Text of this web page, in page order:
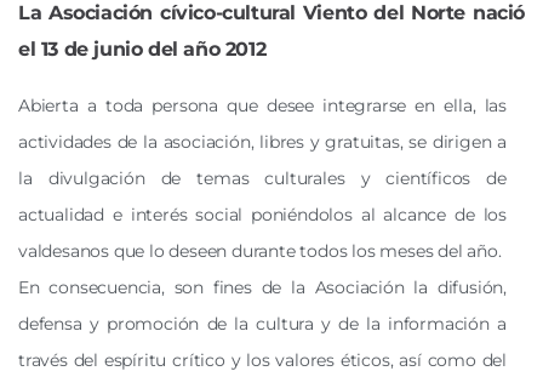
La Asociación cívico-cultural Viento del Norte nació
el 13 de junio del año 2012
Abierta a toda persona que desee integrarse en ella, las
actividades de la asociación, libres y gratuitas, se dirigen a
la divulgación de temas culturales y científicos de
actualidad e interés social poniéndolos al alcance de los
valdesanos que lo deseen durante todos los meses del año.
En consecuencia, son fines de la Asociación la difusión,
defensa y promoción de la cultura y de la información a
través del espíritu crítico y los valores éticos, así como del